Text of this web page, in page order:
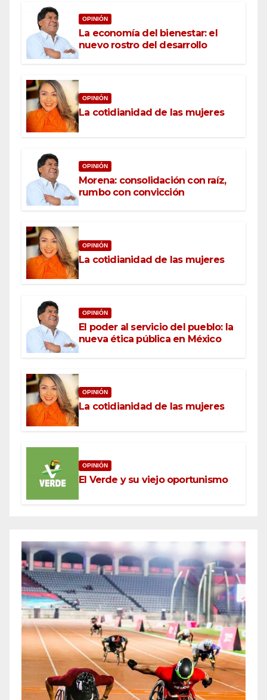
OPINIÓN
La economía del bienestar: el
nuevo rostro del desarrollo
OPINIÓN
La cotidianidad de las mujeres
OPINIÓN
Morena: consolidación con raíz,
rumbo con convicción
OPINIÓN
La cotidianidad de las mujeres
OPINIÓN
El poder al servicio del pueblo: la
nueva ética pública en México
OPINIÓN
La cotidianidad de las mujeres
OPINIÓN
El Verde y su viejo oportunismo